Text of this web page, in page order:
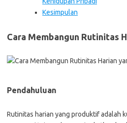
Kesimpulan
Cara Membangun Rutinitas
Pendahuluan
Rutinitas harian yang produktif adalah